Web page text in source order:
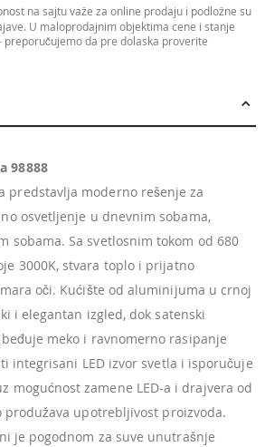
na sajtu važe za online prodaju i podložne su
U maloprodajnim objektima cene i stanje
da pre dolaska proverite
98888
predstavlja moderno rešenje za
osvetljenje u dnevnim sobama,
sobama. Sa svetlosnim tokom od 680
3000K, stvara toplo i prijatno
oči. Kućište od aluminijuma u crnoj
i elegantan izgled, dok satenski
meko i ravnomerno rasipanje
integrisani LED izvor svetla i isporučuje
mogućnost zamene LED-a i drajvera od
produžava upotrebljivost proizvoda.
je pogodnom za suve unutrašnje